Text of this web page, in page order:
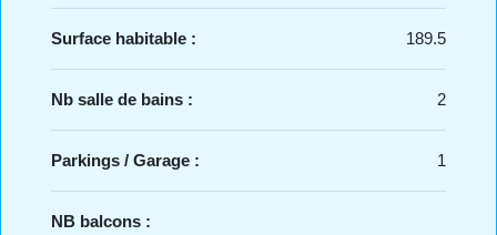
Surface habitable : 189.5
Nb salle de bains : 2
Parkings / Garage : 1
NB balcons :